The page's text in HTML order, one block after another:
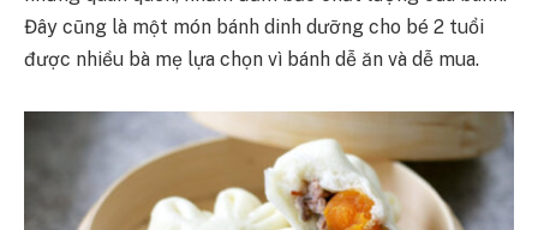
Đây cũng là một món bánh dinh dưỡng cho bé 2 tuổi
được nhiều bà mẹ lựa chọn vì bánh dễ ăn và dễ mua.